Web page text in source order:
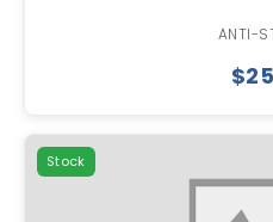
ANTI-
Stock